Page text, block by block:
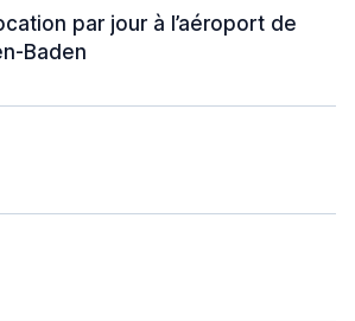
par jour à l’aéroport de
Baden